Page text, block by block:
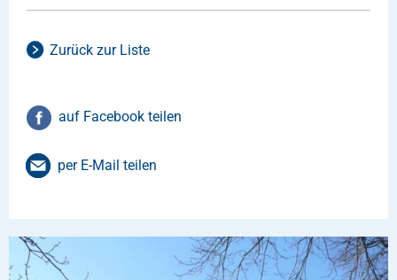
Zurück zur Liste
auf Facebook teilen
per E-Mail teilen